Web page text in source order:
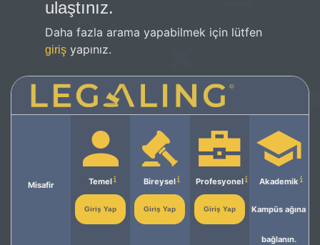
ulaştınız.
Daha fazla arama yapabilmek için lütfen
giriş yapınız.
Misafir Temel
Giriş Yap
Bireysel
Giriş Yap
Profesyonel
Giriş Yap
Akademik
Kampüs ağına
bağlanın.